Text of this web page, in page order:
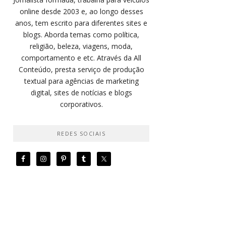
online desde 2003 e, ao longo desses
anos, tem escrito para diferentes sites e
blogs. Aborda temas como política,
religião, beleza, viagens, moda,
comportamento e etc. Através da All
Conteúdo, presta serviço de produção
textual para agências de marketing
digital, sites de notícias e blogs
corporativos.
REDES SOCIAIS